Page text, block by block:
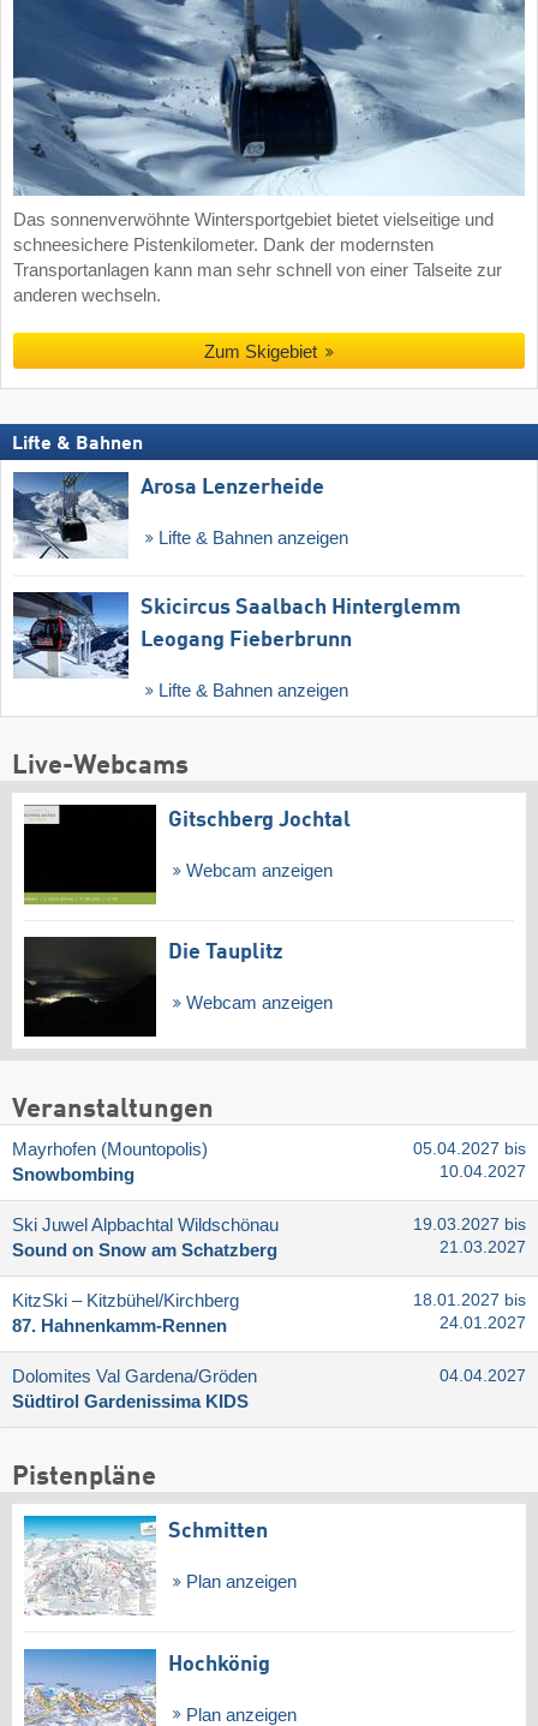
Das sonnenverwöhnte Wintersportgebiet bietet vielseitige und
schneesichere Pistenkilometer. Dank der modernsten
Transportanlagen kann man sehr schnell von einer Talseite zur
anderen wechseln.
Zum Skigebiet
Lifte & Bahnen
Arosa Lenzerheide
Lifte & Bahnen anzeigen
Skicircus Saalbach Hinterglemm
Leogang Fieberbrunn
Lifte & Bahnen anzeigen
Live-Webcams
Gitschberg Jochtal
Webcam anzeigen
Die Tauplitz
Webcam anzeigen
Veranstaltungen
Mayrhofen (Mountopolis)
Snowbombing
05.04.2027 bis
10.04.2027
Ski Juwel Alpbachtal Wildschönau
Sound on Snow am Schatzberg
19.03.2027 bis
21.03.2027
KitzSki – Kitzbühel/​Kirchberg
87. Hahnenkamm-Rennen
18.01.2027 bis
24.01.2027
Dolomites Val Gardena/​Gröden
Südtirol Gardenissima KIDS
04.04.2027
Pistenpläne
Schmitten
Plan anzeigen
Hochkönig
Plan anzeigen